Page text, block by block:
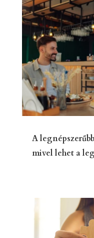
A
mivel lehet a